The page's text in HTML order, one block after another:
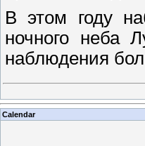
В этом году
ночного неба
наблюдения
Calendar